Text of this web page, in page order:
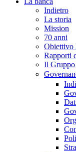
Indietro
La storia
Mission
70 anni
Obiettivo
Rapporti
Il